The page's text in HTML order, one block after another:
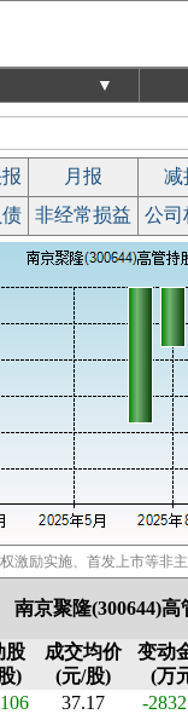
▼
月报
减
非经常损益 公司
激励实施、首发上市等非
南京聚隆(300644)
股
)
成交均价
(元/股)
变动
(万
37.17
-